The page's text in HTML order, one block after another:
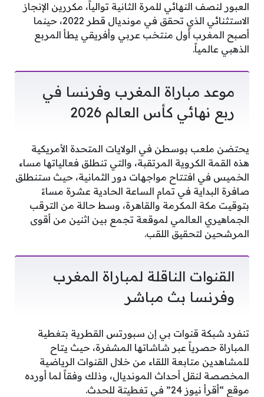
العبور لنصف النهائي للمرة الثانية توالياً، مكررين الإنجاز
الاستثنائي الذي تحقق في مونديال قطر 2022، حينما
أصبح المغرب أول منتخب عربي وأفريقي يطأ المربع
الذهبي عالمياً.
موعد مباراة المغرب وفرنسا في
ربع نهائي كأس العالم 2026
يحتضن ملعب بوسطن في الولايات المتحدة الأمريكية
هذه القمة الكروية المرتقبة، والتي تنطلق فعالياتها مساء
الخميس في افتتاح مواجهات دور الثمانية، حيث ستنطلق
صافرة البداية في تمام الساعة الحادية عشرة مساءً
بتوقيت مكة المكرمة والقاهرة، وسط حالة من الترقب
الجماهيري العالمي لموقعة تجمع بين اثنين من أقوى
المرشحين لتحقيق اللقب.
القنوات الناقلة لمباراة المغرب
وفرنسا بث مباشر
تنفرد شبكة قنوات بي إن سبورتس القطرية بتغطية
المباراة حصرياً عبر شاشاتها المشفرة، حيث يتاح
للمشاهدين متابعة اللقاء من خلال القنوات الرياضية
المخصصة لنقل أحداث المونديال، وذلك وفقاً لما أورده
موقع “أقرأ نيوز 24” في تغطيتة للحدث.